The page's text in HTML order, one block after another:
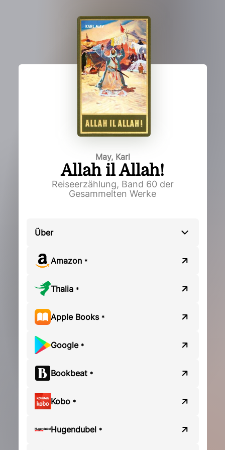
May, Karl
Allah il Allah!
Reiseerzählung, Band 60 der
Gesammelten Werke
Über
Amazon *
Thalia *
Apple Books *
Google *
Bookbeat *
Kobo *
Hugendubel *